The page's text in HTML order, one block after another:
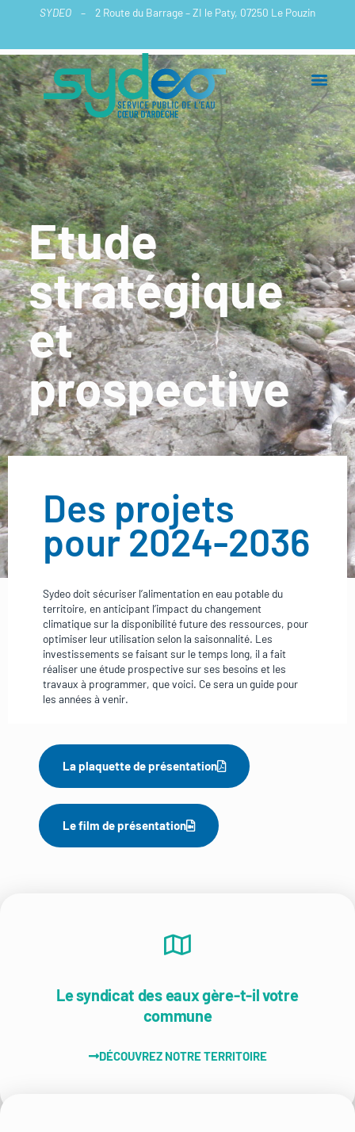
SYDEO – 2 Route du Barrage – ZI le Paty, 07250 Le Pouzin
Etude
stratégique
et
prospective
Des projets
pour 2024-2036
Sydeo doit sécuriser l’alimentation en eau potable du
territoire, en anticipant l’impact du changement
climatique sur la disponibilité future des ressources, pour
optimiser leur utilisation selon la saisonnalité. Les
investissements se faisant sur le temps long, il a fait
réaliser une étude prospective sur ses besoins et les
travaux à programmer, que voici. Ce sera un guide pour
les années à venir.
La plaquette de présentation
Le film de présentation
Le syndicat des eaux gère-t-il votre
commune
DÉCOUVREZ NOTRE TERRITOIRE